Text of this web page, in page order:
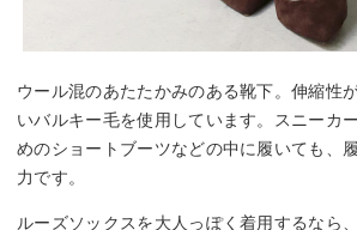
ウール混のあたたかみのある靴下。伸縮性
いバルキー毛を使用しています。スニーカ
めのショートブーツなどの中に履いても、
力です。
ルーズソックスを大人っぽく着用するなら